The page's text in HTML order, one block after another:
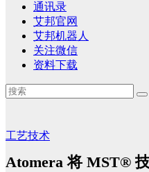
通讯录
艾邦官网
艾邦机器人
关注微信
资料下载
工艺技术
Atomera 将 MST®